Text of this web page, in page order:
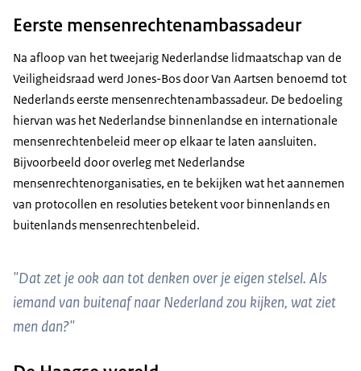
Eerste mensenrechtenambassadeur
Na afloop van het tweejarig Nederlandse lidmaatschap van de
Veiligheidsraad werd Jones-Bos door Van Aartsen benoemd tot
Nederlands eerste mensenrechtenambassadeur. De bedoeling
hiervan was het Nederlandse binnenlandse en internationale
mensenrechtenbeleid meer op elkaar te laten aansluiten.
Bijvoorbeeld door overleg met Nederlandse
mensenrechtenorganisaties, en te bekijken wat het aannemen
van protocollen en resoluties betekent voor binnenlands en
buitenlands mensenrechtenbeleid.
"Dat zet je ook aan tot denken over je eigen stelsel. Als
iemand van buitenaf naar Nederland zou kijken, wat ziet
men dan?"